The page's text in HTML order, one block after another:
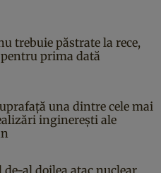
trebuie păstrate la rece,
pentru prima dată
una dintre cele mai
inginerești ale
de-al doilea atac nuclear